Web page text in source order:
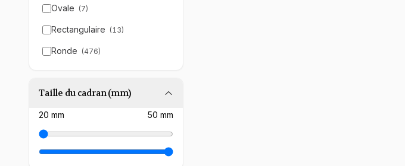
Ovale (7)
Rectangulaire (13)
Ronde (476)
Taille du cadran (mm)
20 mm 50 mm